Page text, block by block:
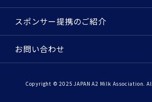
スポンサー提携のご紹介
お問い合わせ
Copyright © 2025 JAPAN A2 Milk Association.